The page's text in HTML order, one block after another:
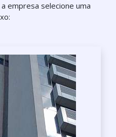
empresa selecione uma